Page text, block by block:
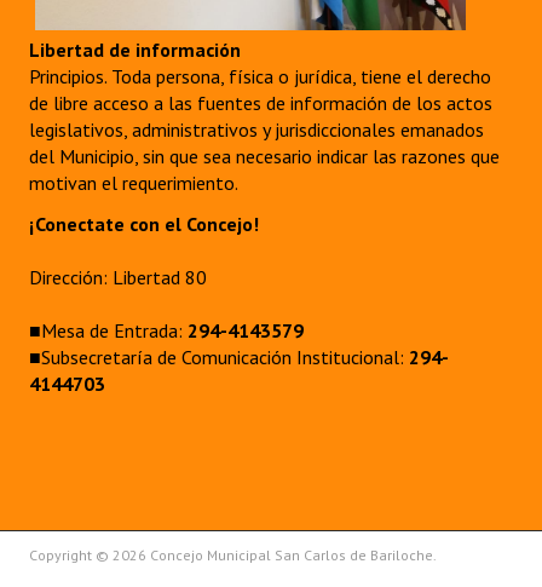
Libertad de información
Principios. Toda persona, física o jurídica, tiene el derecho
de libre acceso a las fuentes de información de los actos
legislativos, administrativos y jurisdiccionales emanados
del Municipio, sin que sea necesario indicar las razones que
motivan el requerimiento.
¡Conectate con el Concejo!
Dirección: Libertad 80
■Mesa de Entrada: 294-4143579
■Subsecretaría de Comunicación Institucional: 294-
4144703
Copyright © 2026 Concejo Municipal San Carlos de Bariloche.